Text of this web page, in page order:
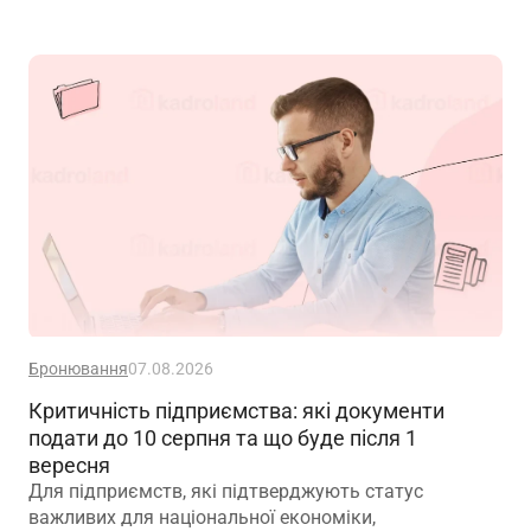
застосовують до пенсійного забезпечення
Бронювання07.08.2026
Критичність підприємства: які документи
подати до 10 серпня та що буде після 1
вересня
Для підприємств, які підтверджують статус
важливих для національної економіки,